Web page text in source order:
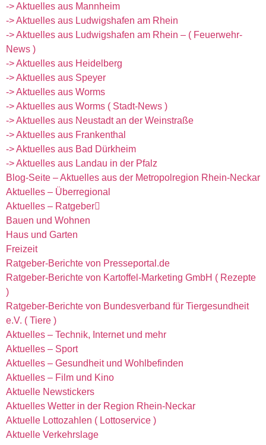
-> Aktuelles aus Mannheim
-> Aktuelles aus Ludwigshafen am Rhein
-> Aktuelles aus Ludwigshafen am Rhein – ( Feuerwehr-
News )
-> Aktuelles aus Heidelberg
-> Aktuelles aus Speyer
-> Aktuelles aus Worms
-> Aktuelles aus Worms ( Stadt-News )
-> Aktuelles aus Neustadt an der Weinstraße
-> Aktuelles aus Frankenthal
-> Aktuelles aus Bad Dürkheim
-> Aktuelles aus Landau in der Pfalz
Blog-Seite – Aktuelles aus der Metropolregion Rhein-Neckar
Aktuelles – Überregional
Aktuelles – Ratgeber
Bauen und Wohnen
Haus und Garten
Freizeit
Ratgeber-Berichte von Presseportal.de
Ratgeber-Berichte von Kartoffel-Marketing GmbH ( Rezepte
)
Ratgeber-Berichte von Bundesverband für Tiergesundheit
e.V. ( Tiere )
Aktuelles – Technik, Internet und mehr
Aktuelles – Sport
Aktuelles – Gesundheit und Wohlbefinden
Aktuelles – Film und Kino
Aktuelle Newstickers
Aktuelles Wetter in der Region Rhein-Neckar
Aktuelle Lottozahlen ( Lottoservice )
Aktuelle Verkehrslage